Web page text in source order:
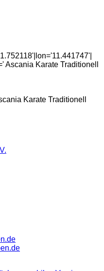
Ascania Karate Traditionell
Karate Traditionell